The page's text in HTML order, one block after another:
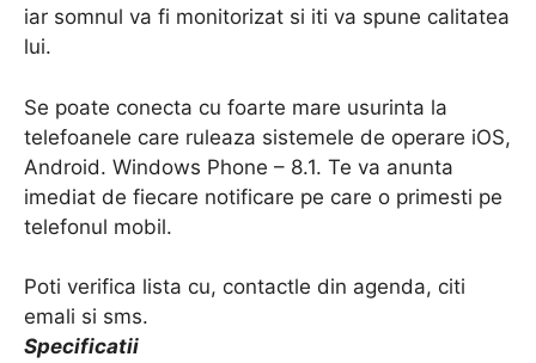
iar somnul va fi monitorizat si iti va spune calitatea
lui.
Se poate conecta cu foarte mare usurinta la
telefoanele care ruleaza sistemele de operare iOS,
Android. Windows Phone – 8.1. Te va anunta
imediat de fiecare notificare pe care o primesti pe
telefonul mobil.
Poti verifica lista cu, contactle din agenda, citi
emali si sms.
Specificatii